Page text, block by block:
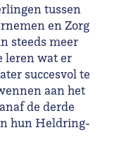
tussen
en Zorg
steeds meer
leren wat er
succesvol te
aan het
de derde
hun Heldring-